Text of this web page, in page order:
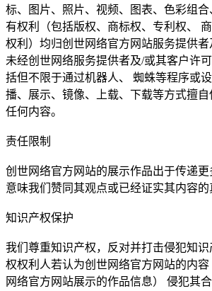
标、图片、照片、视频、图表、色彩组
有权利（包括版权、商标权、专利权、
权利）均归创世网络官方网站服务提供者
未经创世网络服务提供者及/或其客户许
括但不限于通过机器人、 蜘蛛等程序或
播、展示、镜像、上载、下载等方式擅
任何内容。
责任限制
创世网络官方网站的展示作品出于传递
意味我们赞同其观点或已经证实其内容的
知识产权保护
我们尊重知识产权，反对并打击侵犯知
权权利人若认为创世网络官方网站的内
网络官方网站展示的作品信息） 侵犯其